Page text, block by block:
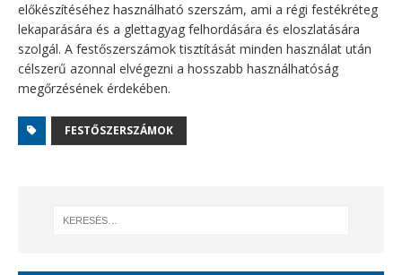
előkészítéséhez használható szerszám, ami a régi festékréteg
lekaparására és a glettagyag felhordására és eloszlatására
szolgál. A festőszerszámok tisztítását minden használat után
célszerű azonnal elvégezni a hosszabb használhatóság
megőrzésének érdekében.
FESTŐSZERSZÁMOK